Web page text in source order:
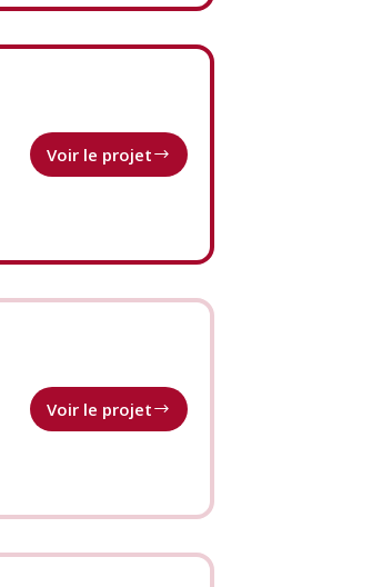
Voir le projet
Start-
Voir le projet
Erasmus+
des